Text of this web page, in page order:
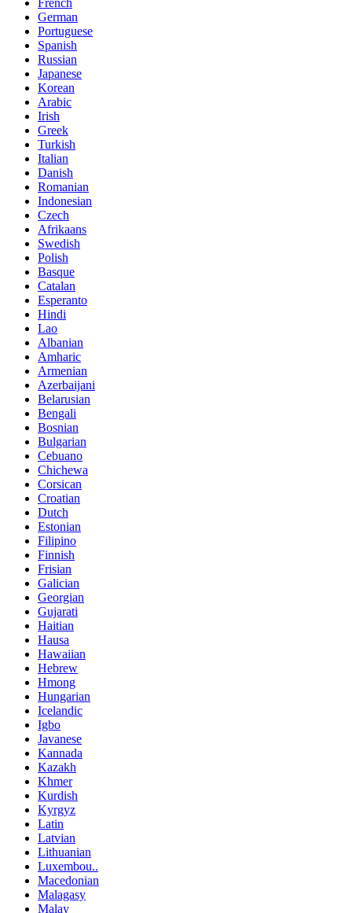
German
Portuguese
Spanish
Russian
Japanese
Korean
Arabic
Irish
Greek
Turkish
Italian
Danish
Romanian
Indonesian
Czech
Afrikaans
Swedish
Polish
Basque
Catalan
Esperanto
Hindi
Lao
Albanian
Amharic
Armenian
Azerbaijani
Belarusian
Bengali
Bosnian
Bulgarian
Cebuano
Chichewa
Corsican
Croatian
Dutch
Estonian
Filipino
Finnish
Frisian
Galician
Georgian
Gujarati
Haitian
Hausa
Hawaiian
Hebrew
Hmong
Hungarian
Icelandic
Igbo
Javanese
Kannada
Kazakh
Khmer
Kurdish
Kyrgyz
Latin
Latvian
Lithuanian
Luxembou..
Macedonian
Malagasy
Malay